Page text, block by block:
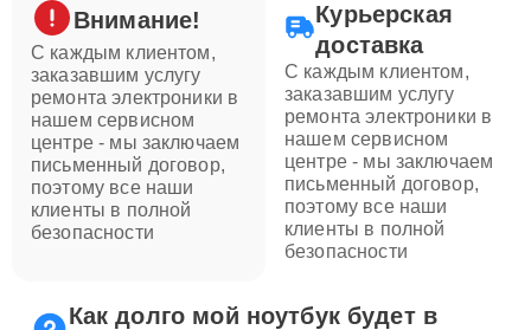
Внимание!
С каждым клиентом,
заказавшим услугу
ремонта электроники в
нашем сервисном
центре - мы заключаем
письменный договор,
поэтому все наши
клиенты в полной
безопасности
Курьерская
доставка
С каждым клиентом,
заказавшим услугу
ремонта электроники в
нашем сервисном
центре - мы заключаем
письменный договор,
поэтому все наши
клиенты в полной
безопасности
Как долго мой ноутбук будет в